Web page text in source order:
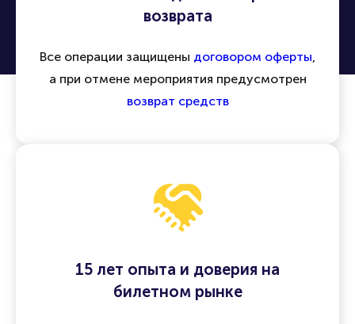
возврата
Все операции защищены договором оферты,
а при отмене мероприятия предусмотрен
возврат средств
15 лет опыта и доверия на
билетном рынке